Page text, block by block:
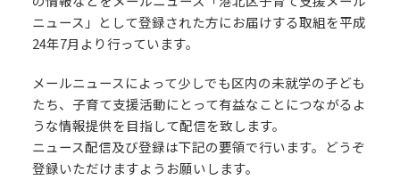
ニュース」として登録された方にお届けする取組を平成
24年7月より行っています。
メールニュースによって少しでも区内の未就学の子ども
たち、子育て支援活動にとって有益なことにつながるよ
うな情報提供を目指して配信を致します。
ニュース配信及び登録は下記の要領で行います。どうぞ
登録いただけますようお願いします。